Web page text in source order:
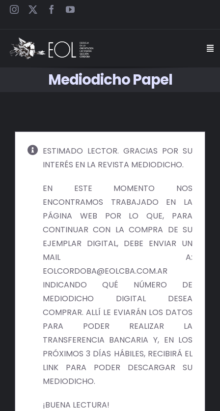
Saltar
JORNADAS
MEDIODICHO
ACTUALIDAD
CONTACTO
Mediodicho Papel
ESTIMADO LECTOR. GRACIAS POR SU
INTERÉS EN LA REVISTA MEDIODICHO.
EN ESTE MOMENTO NOS
ENCONTRAMOS TRABAJADO EN LA
PÁGINA WEB POR LO QUE, PARA
CONTINUAR CON LA COMPRA DE SU
EJEMPLAR DIGITAL, DEBE ENVIAR UN
MAIL A:
EOLCORDOBA@EOLCBA.COM.AR
INDICANDO QUÉ NÚMERO DE
MEDIODICHO DIGITAL DESEA
COMPRAR. ALLÍ LE EVIARÁN LOS DATOS
PARA PODER REALIZAR LA
TRANSFERENCIA BANCARIA Y, EN LOS
PRÓXIMOS 3 DÍAS HÁBILES, RECIBIRÁ EL
LINK PARA PODER DESCARGAR SU
MEDIODICHO.
¡BUENA LECTURA!